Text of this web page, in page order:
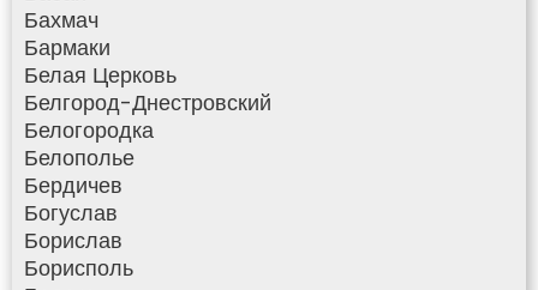
Бахмач
Бармаки
Белая Церковь
Белгород-Днестровский
Белогородка
Белополье
Бердичев
Богуслав
Борислав
Борисполь